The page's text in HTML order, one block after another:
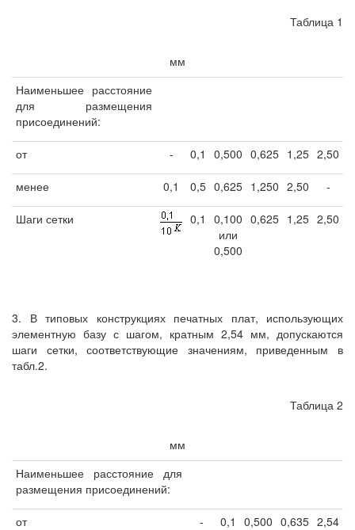
Таблица 1
мм
Наименьшее расстояние
для размещения
присоединений:
от - 0,1 0,500 0,625 1,25 2,50
менее 0,1 0,5 0,625 1,250 2,50 -
Шаги сетки 0,1
0,100
или
0,500
0,625 1,25 2,50
3. В типовых конструкциях печатных плат, использующих
элементную базу с шагом, кратным 2,54 мм, допускаются
шаги сетки, соответствующие значениям, приведенным в
табл.2.
Таблица 2
мм
Наименьшее расстояние для
размещения присоединений:
от - 0,1 0,500 0,635 2,54